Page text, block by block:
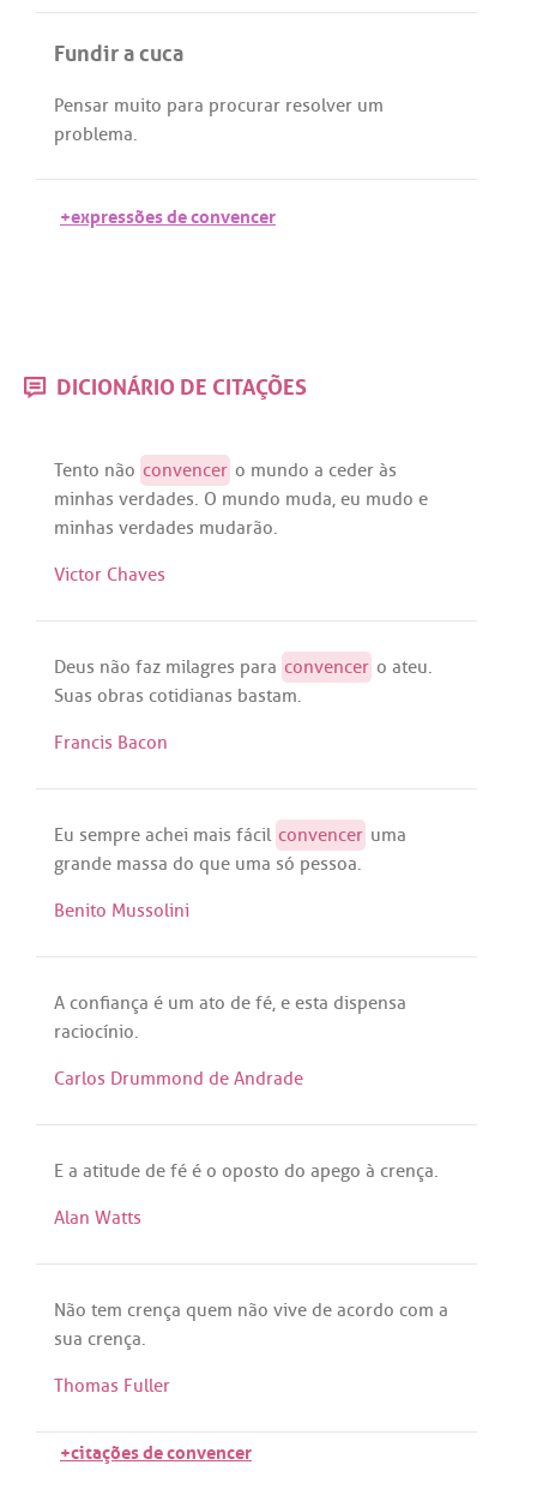
Fundir a cuca
Pensar muito para procurar resolver um
problema.
+expressões de convencer
DICIONÁRIO DE CITAÇÕES
Tento não convencer o mundo a ceder às
minhas verdades. O mundo muda, eu mudo e
minhas verdades mudarão.
Victor Chaves
Deus não faz milagres para convencer o ateu.
Suas obras cotidianas bastam.
Francis Bacon
Eu sempre achei mais fácil convencer uma
grande massa do que uma só pessoa.
Benito Mussolini
A confiança é um ato de fé, e esta dispensa
raciocínio.
Carlos Drummond de Andrade
E a atitude de fé é o oposto do apego à crença.
Alan Watts
Não tem crença quem não vive de acordo com a
sua crença.
Thomas Fuller
+citações de convencer